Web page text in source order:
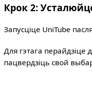
Крок 2:
Запусціце UniTube
Для гэтага перайдзіце
пацвердзіць свой